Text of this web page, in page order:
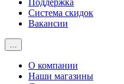
Поддержка
Система скидок
Вакансии
…
О компании
Наши магазины